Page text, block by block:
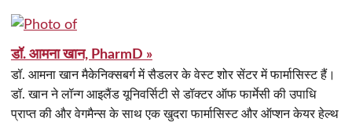
डॉ. आमना खान, PharmD »
डॉ. आमना खान मैकेनिक्सबर्ग में सैडलर के वेस्ट शोर सेंटर में फार्मासिस्ट हैं।
डॉ. खान ने लॉन्ग आइलैंड यूनिवर्सिटी से डॉक्टर ऑफ फार्मेसी की उपाधि
प्राप्त की और वेगमैन्स के साथ एक खुदरा फार्मासिस्ट और ऑप्शन केयर हेल्थ